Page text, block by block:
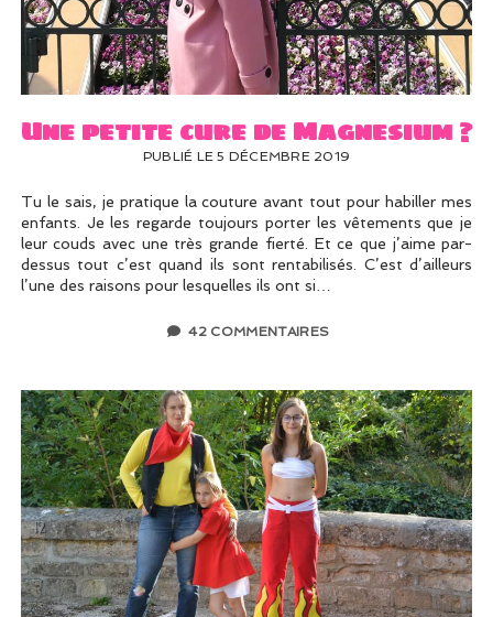
Une petite cure de Magnesium ?
PUBLIÉ LE 5 DÉCEMBRE 2019
Tu le sais, je pratique la couture avant tout pour habiller mes
enfants. Je les regarde toujours porter les vêtements que je
leur couds avec une très grande fierté. Et ce que j’aime par-
dessus tout c’est quand ils sont rentabilisés. C’est d’ailleurs
l’une des raisons pour lesquelles ils ont si…
42 COMMENTAIRES